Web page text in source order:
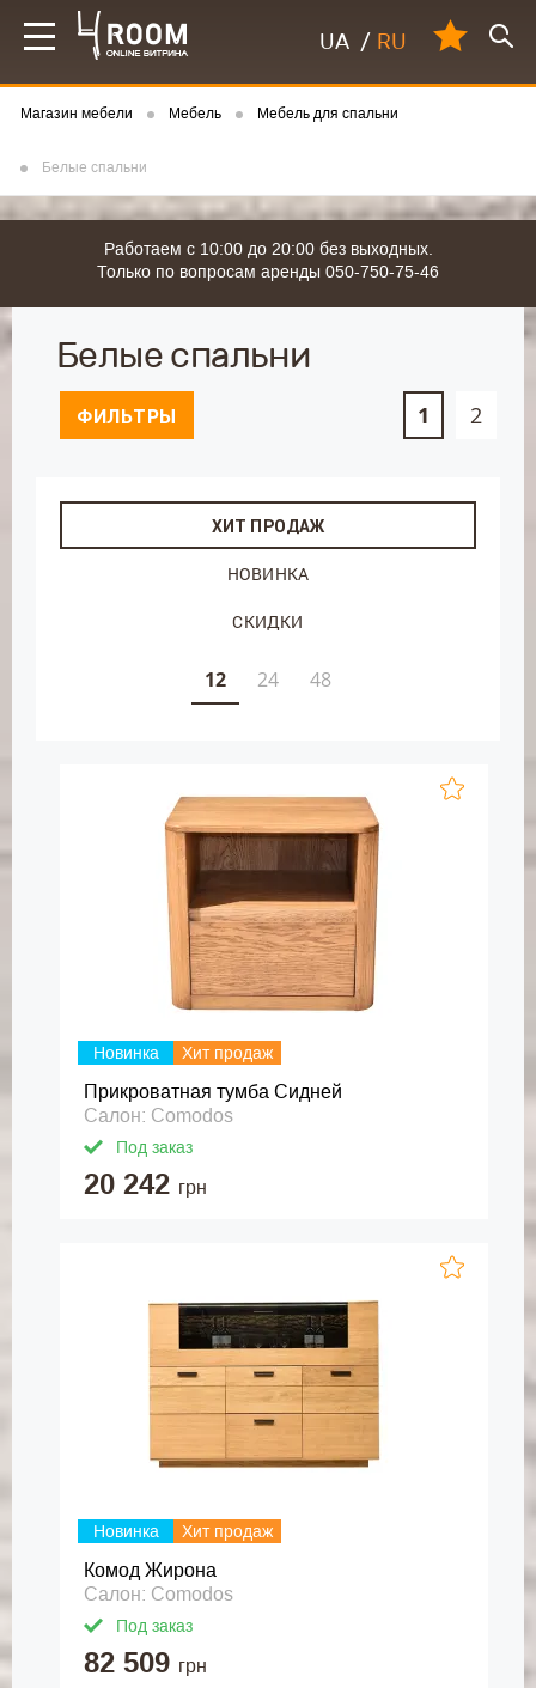
UA / RU
Магазин мебели Мебель Мебель для спальни
Белые спальни
Работаем с 10:00 до 20:00 без выходных.
Только по вопросам аренды 050-750-75-46
Белые спальни
ФИЛЬТРЫ 1 2
ХИТ ПРОДАЖ
НОВИНКА
СКИДКИ
12 24 48
Новинка Хит продаж
Прикроватная тумба Сидней
Салон: Comodos
Под заказ
20 242 грн
Новинка Хит продаж
Комод Жирона
Салон: Comodos
Под заказ
82 509 грн